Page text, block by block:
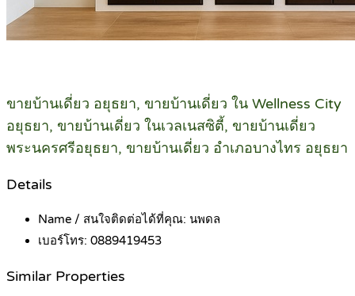
ขายบ้านเดี่ยว อยุธยา, ขายบ้านเดี่ยว ใน Wellness City
อยุธยา, ขายบ้านเดี่ยว ในเวลเนสซิตี้, ขายบ้านเดี่ยว
พระนครศรีอยุธยา, ขายบ้านเดี่ยว อำเภอบางไทร อยุธยา
Details
Name / สนใจติดต่อได้ที่คุณ: นพดล
เบอร์โทร: 0889419453
Similar Properties